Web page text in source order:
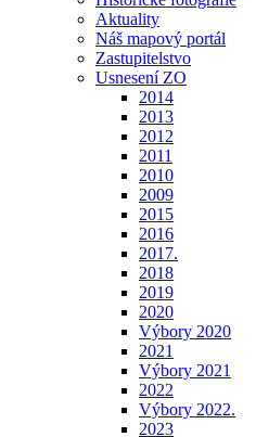
Aktuality
Náš mapový portál
Zastupitelstvo
Usnesení ZO
2014
2013
2012
2011
2010
2009
2015
2016
2017.
2018
2019
2020
Výbory 2020
2021
Výbory 2021
2022
Výbory 2022.
2023